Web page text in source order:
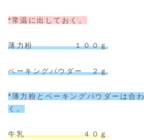
*常温に出しておく。
薄力粉 １００ｇ
ベーキングパウダー ２ｇ
*薄力粉とベーキングパウダーは合
く。
牛乳 ４０ｇ